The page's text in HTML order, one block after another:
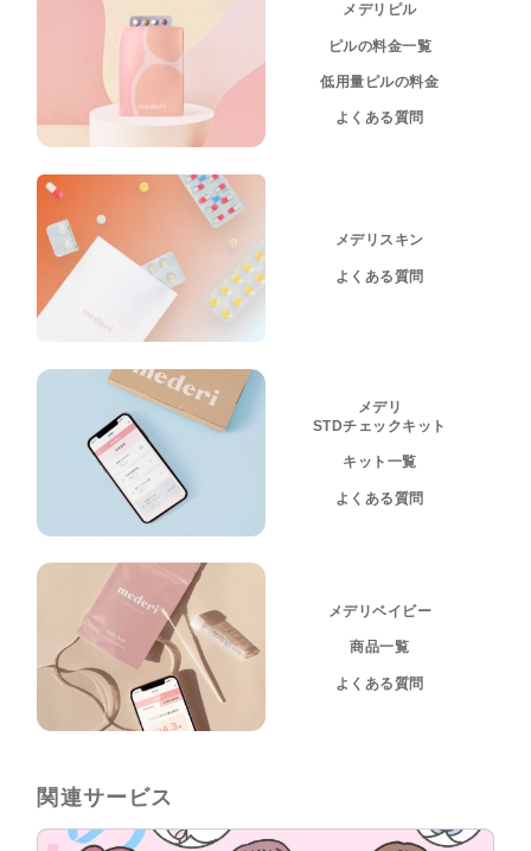
メデリピル
ピルの料金一覧
低用量ピルの料金
よくある質問
メデリスキン
よくある質問
メデリ
STDチェックキット
キット一覧
よくある質問
メデリベイビー
商品一覧
よくある質問
関連サービス